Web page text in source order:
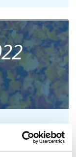
Podzim